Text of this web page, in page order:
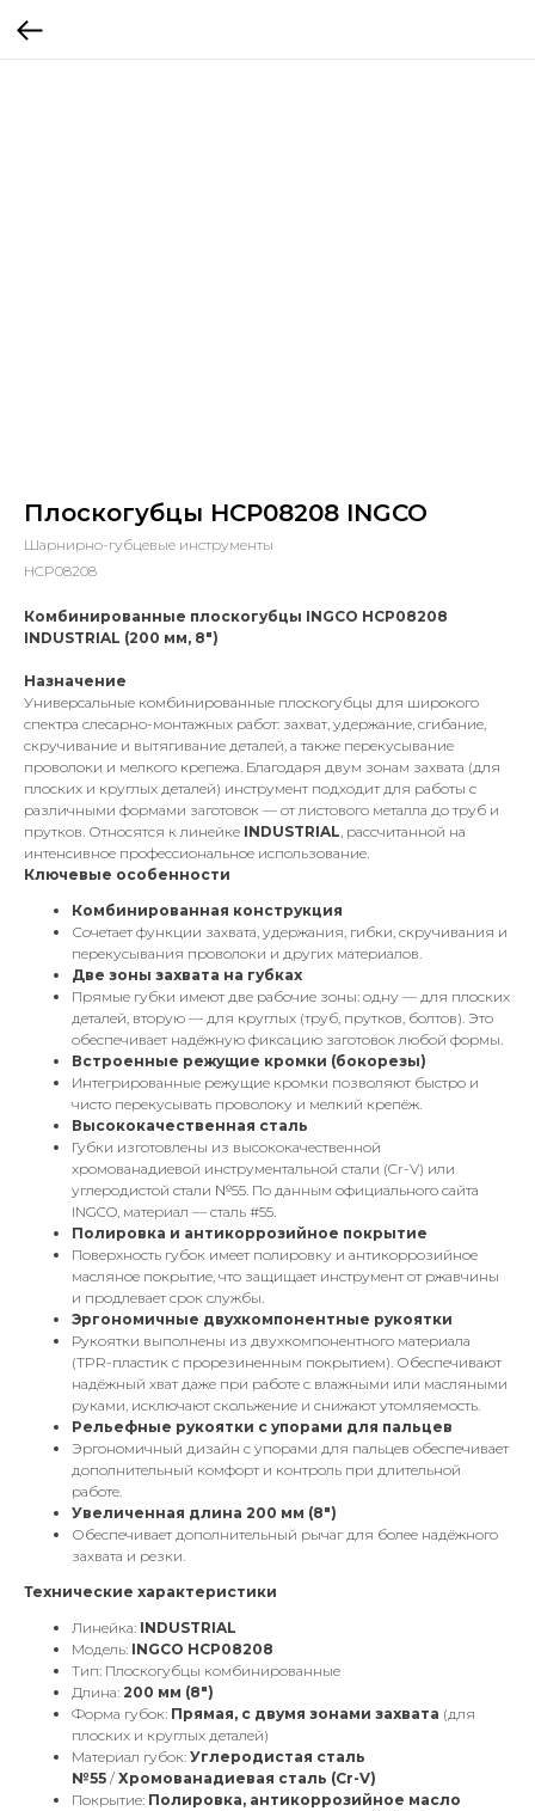
Плоскогубцы HCP08208 INGCO
Шарнирно-губцевые инструменты
HCP08208
Комбинированные плоскогубцы INGCO HCP08208
INDUSTRIAL (200 мм, 8")
Назначение
Универсальные комбинированные плоскогубцы для широкого
спектра слесарно-монтажных работ: захват, удержание, сгибание,
скручивание и вытягивание деталей, а также перекусывание
проволоки и мелкого крепежа. Благодаря двум зонам захвата (для
плоских и круглых деталей) инструмент подходит для работы с
различными формами заготовок — от листового металла до труб и
прутков. Относятся к линейке INDUSTRIAL, рассчитанной на
интенсивное профессиональное использование.
Ключевые особенности
Комбинированная конструкция
Сочетает функции захвата, удержания, гибки, скручивания и
перекусывания проволоки и других материалов.
Две зоны захвата на губках
Прямые губки имеют две рабочие зоны: одну — для плоских
деталей, вторую — для круглых (труб, прутков, болтов). Это
обеспечивает надёжную фиксацию заготовок любой формы.
Встроенные режущие кромки (бокорезы)
Интегрированные режущие кромки позволяют быстро и
чисто перекусывать проволоку и мелкий крепёж.
Высококачественная сталь
Губки изготовлены из высококачественной
хромованадиевой инструментальной стали (Cr-V) или
углеродистой стали №55. По данным официального сайта
INGCO, материал — сталь #55.
Полировка и антикоррозийное покрытие
Поверхность губок имеет полировку и антикоррозийное
масляное покрытие, что защищает инструмент от ржавчины
и продлевает срок службы.
Эргономичные двухкомпонентные рукоятки
Рукоятки выполнены из двухкомпонентного материала
(TPR-пластик с прорезиненным покрытием). Обеспечивают
надёжный хват даже при работе с влажными или масляными
руками, исключают скольжение и снижают утомляемость.
Рельефные рукоятки с упорами для пальцев
Эргономичный дизайн с упорами для пальцев обеспечивает
дополнительный комфорт и контроль при длительной
работе.
Увеличенная длина 200 мм (8")
Обеспечивает дополнительный рычаг для более надёжного
захвата и резки.
Технические характеристики
Линейка: INDUSTRIAL
Модель: INGCO HCP08208
Тип: Плоскогубцы комбинированные
Длина: 200 мм (8")
Форма губок: Прямая, с двумя зонами захвата (для
плоских и круглых деталей)
Материал губок: Углеродистая сталь
№55 / Хромованадиевая сталь (Cr-V)
Покрытие: Полировка, антикоррозийное масло